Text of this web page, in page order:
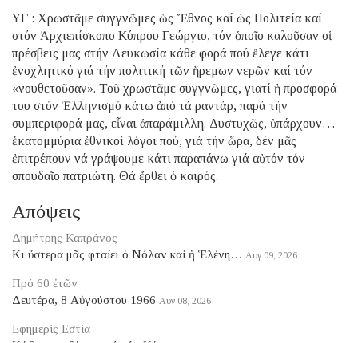
ΥΓ : Χρωστᾶμε συγγνῶμες ὡς Ἔθνος καί ὡς Πολιτεία καί
στόν Ἀρχιεπίσκοπο Κύπρου Γεώργιο, τόν ὁποῖο καλοῦσαν οἱ
πρέσβεις μας στήν Λευκωσία κάθε φορά πού ἔλεγε κάτι
ἐνοχλητικό γιά τήν πολιτική τῶν ἤρεμων νερῶν καί τόν
«νουθετοῦσαν». Τοῦ χρωστᾶμε συγγνῶμες, γιατί ἡ προσφορά
του στόν Ἑλληνισμό κάτω ἀπό τά ραντάρ, παρά τήν
συμπεριφορά μας, εἶναι ἀπαράμιλλη. Δυστυχῶς, ὑπάρχουν…
ἑκατομμύρια ἐθνικοί λόγοι πού, γιά τήν ὥρα, δέν μᾶς
ἐπιτρέπουν νά γράψουμε κάτι παραπάνω γιά αὐτόν τόν
σπουδαῖο πατριώτη. Θά ἔρθει ὁ καιρός.
Απόψεις
Δημήτρης Καπράνος
Κι ὕστερα μᾶς φταίει ὁ Νόλαν καί ἡ Ἑλένη… Αυγ 09, 2026
Πρό 60 ἐτῶν
Δευτέρα, 8 Αὐγούστου 1966 Αυγ 08, 2026
Εφημερίς Εστία